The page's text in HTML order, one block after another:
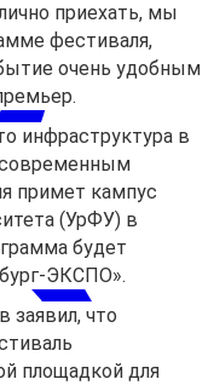
приехать, мы
фестиваля,
очень удобным
инфраструктура в
современным
примет кампус
(УрФУ) в
будет
ЭКСПО».
заявил, что
площадкой для